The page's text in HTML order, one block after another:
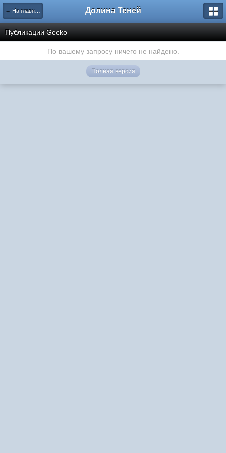
← На главную Долина Теней
Публикации Gecko
По вашему запросу ничего не найдено.
Полная версия